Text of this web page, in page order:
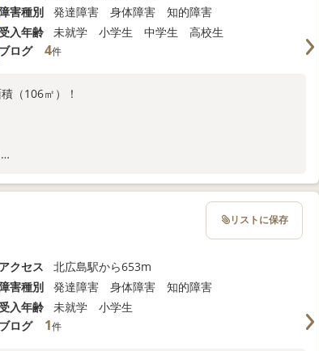
害種別
発達障害 身体障害 知的障害
入年齢
未就学 小学生 中学生 高校生
ブログ
4件
（106㎡）！
アクセス
北広島駅から653m
害種別
発達障害 身体障害 知的障害
入年齢
未就学 小学生
ブログ
1件
リストに保存